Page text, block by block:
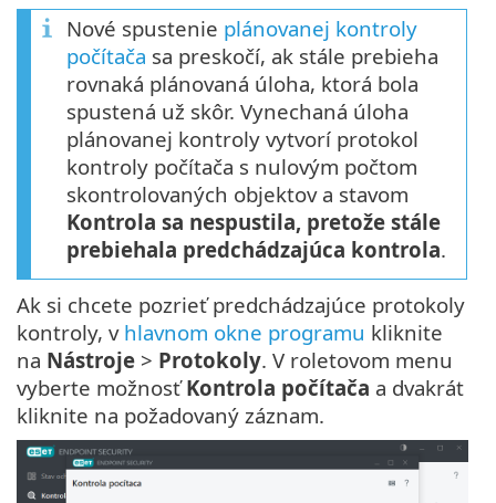
Nové spustenie plánovanej kontroly
počítača sa preskočí, ak stále prebieha
rovnaká plánovaná úloha, ktorá bola
spustená už skôr. Vynechaná úloha
plánovanej kontroly vytvorí protokol
kontroly počítača s nulovým počtom
skontrolovaných objektov a stavom
Kontrola sa nespustila, pretože stále
prebiehala predchádzajúca kontrola.
Ak si chcete pozrieť predchádzajúce protokoly
kontroly, v hlavnom okne programu kliknite
na Nástroje > Protokoly. V roletovom menu
vyberte možnosťKontrola počítača a dvakrát
kliknite na požadovaný záznam.